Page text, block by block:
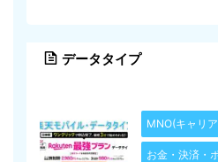
データタイプ
MNO(キャリ
お金・決済・